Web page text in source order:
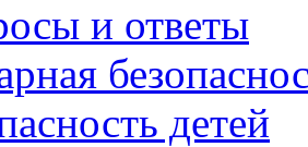
и ответы
детей